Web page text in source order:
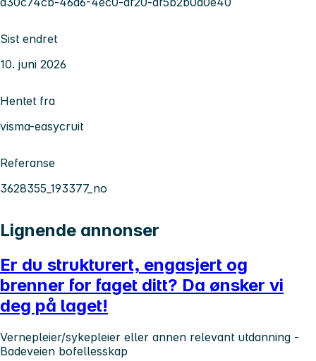
Sist endret
10. juni 2026
Hentet fra
visma-easycruit
Referanse
3628355_193377_no
Lignende annonser
Er du strukturert, engasjert og
brenner for faget ditt? Da ønsker vi
deg på laget!
Vernepleier/sykepleier eller annen relevant utdanning -
Badeveien bofellesskap